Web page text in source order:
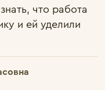
что работа
и ей уделили